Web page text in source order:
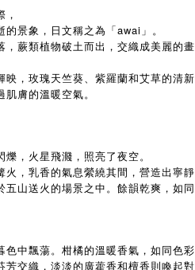
景象，日文稱之為「awai」。
，蕨類植物破土而出，交織成美麗的畫
映，玫瑰天竺葵、紫羅蘭和艾草的清新
膚的溫暖空氣。
，火星飛濺，照亮了夜空。
火，乳香的氣息縈繞其間，營造出寧靜
五山送火的場景之中。餘韻乾爽，如同
色中飄蕩。柑橘的溫暖香氣，如同色彩
芳交織，淡淡的廣藿香和檀香則喚起對